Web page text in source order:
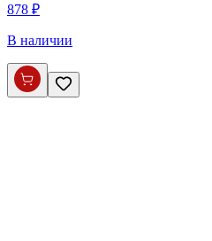
878 ₽
В наличии